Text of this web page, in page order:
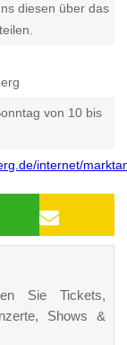
diesen über das
von 10 bis
internet/
Sie Tickets,
Shows &